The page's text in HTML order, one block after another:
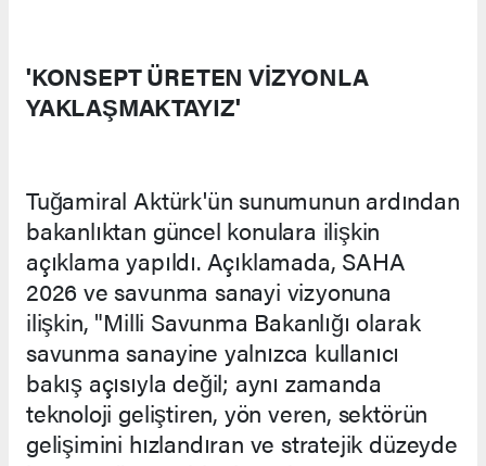
'KONSEPT ÜRETEN VİZYONLA
YAKLAŞMAKTAYIZ'
Tuğamiral Aktürk'ün sunumunun ardından
bakanlıktan güncel konulara ilişkin
açıklama yapıldı. Açıklamada, SAHA
2026 ve savunma sanayi vizyonuna
ilişkin, "Milli Savunma Bakanlığı olarak
savunma sanayine yalnızca kullanıcı
bakış açısıyla değil; aynı zamanda
teknoloji geliştiren, yön veren, sektörün
gelişimini hızlandıran ve stratejik düzeyde